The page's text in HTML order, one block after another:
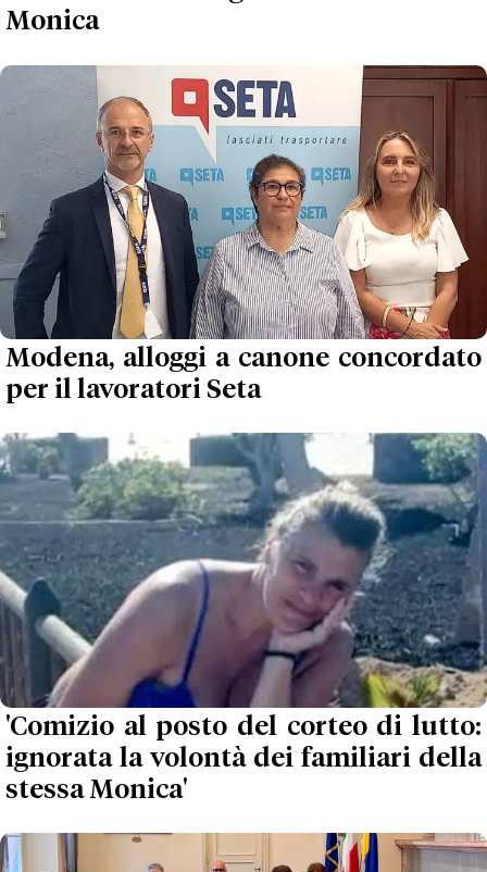
Monica
Modena, alloggi a canone concordato
per il lavoratori Seta
'Comizio al posto del corteo di lutto:
ignorata la volontà dei familiari della
stessa Monica'